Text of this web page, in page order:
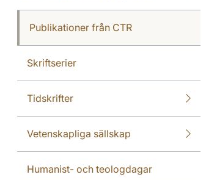
Publikationer från CTR
Skriftserier
Tidskrifter
Vetenskapliga sällskap
Humanist- och teologdagar